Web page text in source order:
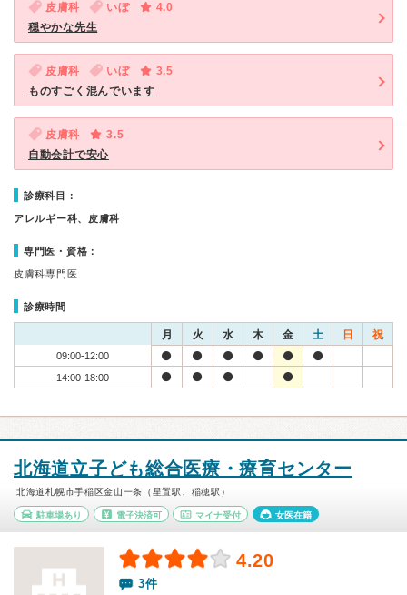
皮膚科 いぼ
4.0
穏やかな先生
皮膚科 いぼ
3.5
ものすごく混んでいます
皮膚科
3.5
自動会計で安心
診療科目：
アレルギー科、皮膚科
専門医・資格：
皮膚科専門医
診療時間
月 火 水 木 金 土 日 祝
09:00-12:00
14:00-18:00
北海道立子ども総合医療・療育センター
北海道札幌市手稲区金山一条（星置駅、稲穂駅）
駐車場あり 電子決済可 マイナ受付 女医在籍
4.20
3件